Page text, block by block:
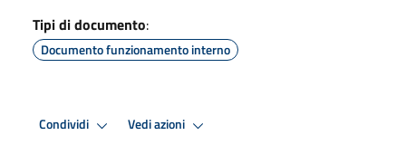
Tipi di documento:
Documento funzionamento interno
Condividi Vedi azioni